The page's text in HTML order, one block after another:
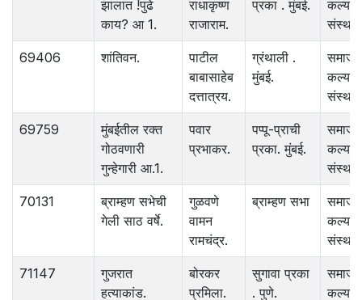
झालात !पुढे
काय? आ 1.
राधाकृष्ण
राजाराम.
प्रका . मुंबई.
कल्याण
संस्था.
69406 शांतिवन.
पाटील
बाबासाहेब
दत्तात्रय.
ग्रंथाली .
मुंबई.
समाज
कल्याण
संस्था.
69759
मुंबईतील रक्त
गोठवणारी
गुन्हेगारी आ.1.
पवार
प्रभाकर.
पप्पू-प्राची
प्रका. मुंबई.
समाज
कल्याण
संस्था.
70131
ब्राम्हण सभेची
गेली साठ वर्षे.
गुळवणे
वामन
रामचंद्र.
ब्राम्हण सभा
समाज
कल्याण
संस्था.
71147
गुजरात
हत्याकांड.
बोरकर
प्रमिला.
सुगावा प्रका
. पुणे.
समाज
कल्याण